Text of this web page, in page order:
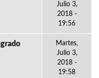
Julio 3,
2018 -
19:56
Martes,
Julio 3,
2018 -
19:58